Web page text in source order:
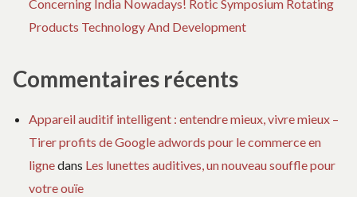
Concerning India Nowadays! Rotic Symposium Rotating
Products Technology And Development
Commentaires récents
Appareil auditif intelligent : entendre mieux, vivre mieux –
Tirer profits de Google adwords pour le commerce en
lignedans Les lunettes auditives, un nouveau souffle pour
votre ouïe